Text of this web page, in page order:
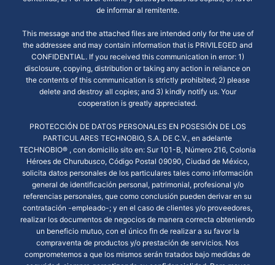
de informar al remitente.
This message and the attached files are intended only for the use of
the addressee and may contain information that is PRIVILEGED and
CONFIDENTIAL. If you received this communication in error: 1)
disclosure, copying, distribution or taking any action in reliance on
the contents of this communication is strictly prohibited; 2) please
delete and destroy all copies; and 3) kindly notify us. Your
cooperation is greatly appreciated.
PROTECCIÓN DE DATOS PERSONALES EN POSESIÓN DE LOS
PARTICULARES TECHNOBIO, S.A. DE C.V., en adelante
TECHNOBIO® ,​ con domicilio sito en: Sur 101-B, Número 216, Colonia
Héroes de Churubusco, Código Postal 09090, Ciudad de México,
solicita datos personales de los particulares tales como información
general de identificación personal, patrimonial, profesional y/o
referencias personales, que como conclusión pueden derivar en su
contratación -empleado-; y en el caso de clientes y/o proveedores,
realizar los documentos de negocios de manera correcta obteniendo
un beneficio mutuo, con el único fin de realizar a su favor la
compraventa de productos y/o prestación de servicios. Nos
comprometemos a que los mismos serán tratados bajo medidas de